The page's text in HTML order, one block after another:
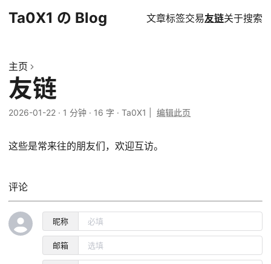
Ta0X1 の Blog 文章标签交易友链关于搜索
主页
友链
2026-01-22 · 1 分钟 · 16 字 · Ta0X1 编辑此页
这些是常来往的朋友们，欢迎互访。
评论
昵称
邮箱